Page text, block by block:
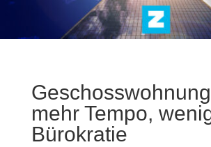
mehr Tempo,
Bürokratie